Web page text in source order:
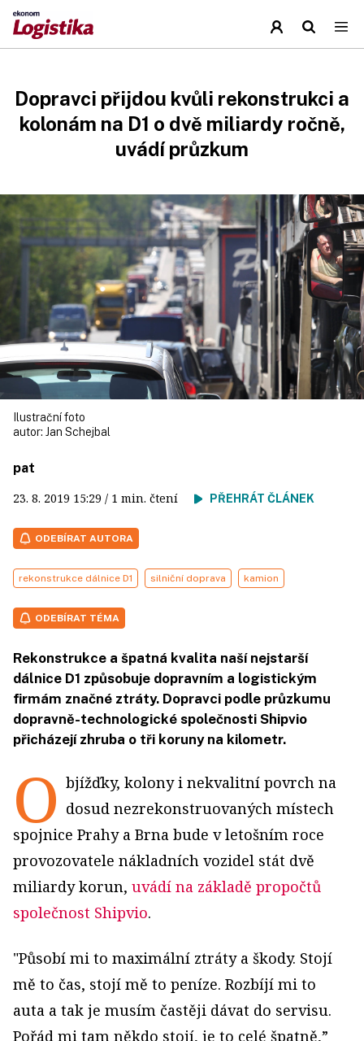
Dopravci přijdou kvůli rekonstrukci a
kolonám na D1 o dvě miliardy ročně,
uvádí průzkum
Ilustrační foto
autor: Jan Schejbal
pat
23. 8. 2019 15:29 / 1 min. čtení PŘEHRÁT ČLÁNEK
ODEBÍRAT AUTORA
rekonstrukce dálnice D1 silniční doprava kamion
ODEBÍRAT TÉMA
Rekonstrukce a špatná kvalita naší nejstarší
dálnice D1 způsobuje dopravním a logistickým
firmám značné ztráty. Dopravci podle průzkumu
dopravně-technologické společnosti Shipvio
přicházejí zhruba o tři koruny na kilometr.
O bjížďky, kolony i nekvalitní povrch na
dosud nezrekonstruovaných místech
spojnice Prahy a Brna bude v letošním roce
provozovatele nákladních vozidel stát dvě
miliardy korun, uvádí na základě propočtů
společnost Shipvio.
"Působí mi to maximální ztráty a škody. Stojí
mě to čas, stojí mě to peníze. Rozbíjí mi to
auta a tak je musím častěji dávat do servisu.
Pořád mi tam někdo stojí, je to celé špatně,”